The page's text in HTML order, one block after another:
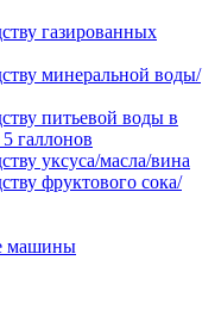
газированных
минеральной воды/
питьевой воды в
галлонов
уксуса/масла/вина
фруктового сока/
машины